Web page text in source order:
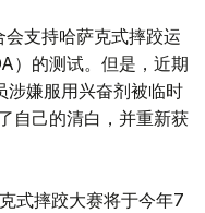
支持哈萨克式摔跤运
）的测试。但是，近期
嫌服用兴奋剂被临时
自己的清白，并重新获
式摔跤大赛将于今年7